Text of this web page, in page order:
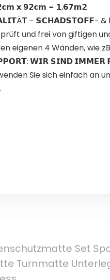
𝘅 𝟵𝟮𝗰𝗺 = 𝟭,𝟲𝟳𝗺𝟮.
– 𝗦𝗖𝗛𝗔𝗗𝗦𝗧𝗢𝗙𝗙- &
und frei von giftigen
eigenen 4 Wänden, wie
𝗪𝗜𝗥 𝗦𝗜𝗡𝗗 𝗜𝗠𝗠𝗘𝗥
Sie sich einfach
Set
Turnmatte